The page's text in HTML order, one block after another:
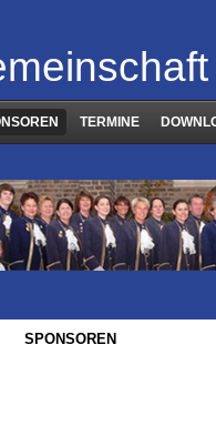
TERMINE
SPONSOREN